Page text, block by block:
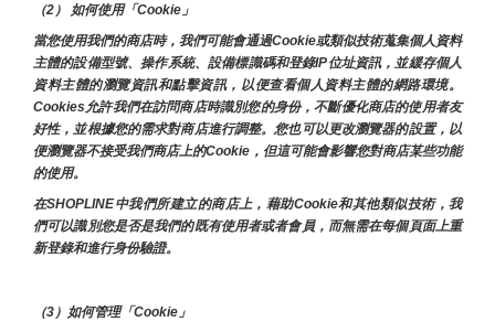
（2） 如何使用「Cookie」
當您使用我們的商店時，我們可能會通過Cookie或類似技術蒐集個人資料
主體的設備型號、操作系統、設備標識碼和登錄IP位址資訊，並緩存個人
資料主體的瀏覽資訊和點擊資訊，以便查看個人資料主體的網路環境。
Cookies允許我們在訪問商店時識別您的身份，不斷優化商店的使用者友
好性，並根據您的需求對商店進行調整。您也可以更改瀏覽器的設置，以
便瀏覽器不接受我們商店上的Cookie，但這可能會影響您對商店某些功能
的使用。
在SHOPLINE中我們所建立的商店上，藉助Cookie和其他類似技術，我
們可以識別您是否是我們的既有使用者或者會員，而無需在每個頁面上重
新登錄和進行身份驗證。
（3）如何管理「Cookie」